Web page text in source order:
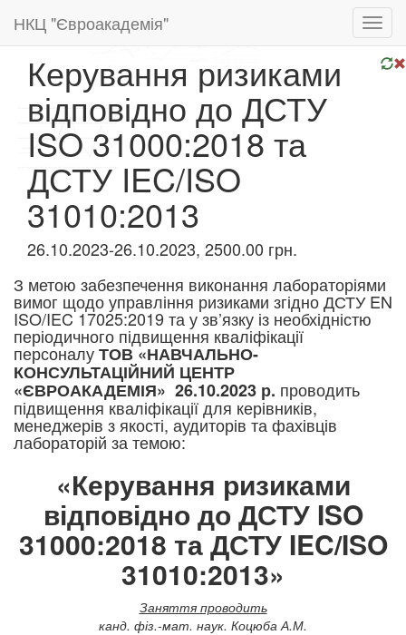
НКЦ "Євроакадемія"
Керування ризиками
відповідно до ДСТУ
ISO 31000:2018 та
ДСТУ IEC/ISO
31010:2013
26.10.2023-26.10.2023, 2500.00 грн.
З метою забезпечення виконання лабораторіями
вимог щодо управління ризиками згідно ДСТУ EN
ISO/IEC 17025:2019 та у зв’язку із необхідністю
періодичного підвищення кваліфікації
персоналуТОВ «НАВЧАЛЬНО-
КОНСУЛЬТАЦІЙНИЙ ЦЕНТР
«ЄВРОАКАДЕМІЯ» 26.10.2023 р. проводить
підвищення кваліфікації для керівників,
менеджерів з якості, аудиторів та фахівців
лабораторій за темою:​
«Керування ризиками
відповідно до ДСТУ ISO
31000:2018 та ДСТУ IEC/ISO
31010:2013»
Заняття проводить
канд. фіз.-мат. наук. Коцюба А.М.